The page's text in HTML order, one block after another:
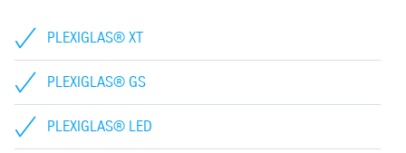
PLEXIGLAS® XT
PLEXIGLAS® GS
PLEXIGLAS® LED